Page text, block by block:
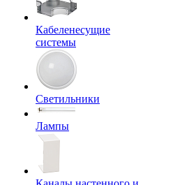
Кабеленесущие
системы
Светильники
Лампы